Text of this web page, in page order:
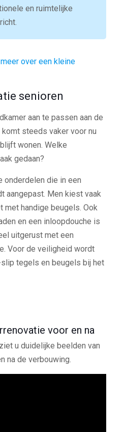
en ruimtelijke
over een kleine
senioren
aan te passen aan de
steeds vaker voor nu
wonen. Welke
gedaan?
onderdelen die in een
aangepast. Men kiest vaak
met handige beugels. Ook
en een inloopdouche is
uitgerust met een
Voor de veiligheid wordt
tegels en beugels bij het
voor en na
u duidelijke beelden van
na de verbouwing.